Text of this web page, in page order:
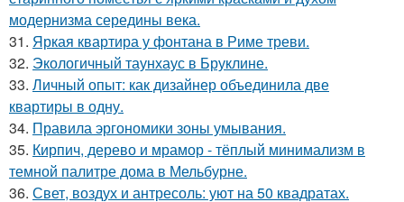
модернизма середины века.
31. Яркая квартира у фонтана в Риме треви.
32. Экологичный таунхаус в Бруклине.
33. Личный опыт: как дизайнер объединила две
квартиры в одну.
34. Правила эргономики зоны умывания.
35. Кирпич, дерево и мрамор - тёплый минимализм в
темной палитре дома в Мельбурне.
36. Свет, воздух и антресоль: уют на 50 квадратах.